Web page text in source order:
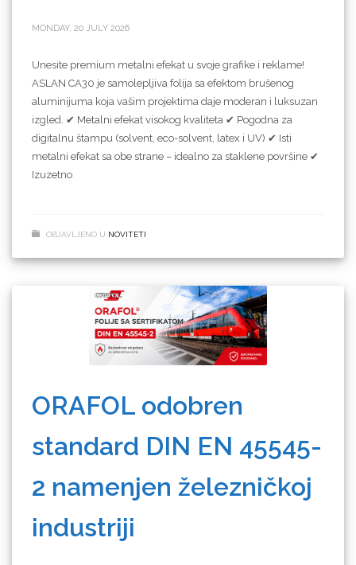
MONDAY, 20 JULY 2026
Unesite premium metalni efekat u svoje grafike i reklame!
ASLAN CA30 je samolepljiva folija sa efektom brušenog
aluminijuma koja vašim projektima daje moderan i luksuzan
izgled. ✔ Metalni efekat visokog kvaliteta ✔ Pogodna za
digitalnu štampu (solvent, eco-solvent, latex i UV) ✔ Isti
metalni efekat sa obe strane – idealno za staklene površine ✔
Izuzetno
OBJAVLJENO U NOVITETI
ORAFOL odobren
standard DIN EN 45545-
2 namenjen železničkoj
industriji